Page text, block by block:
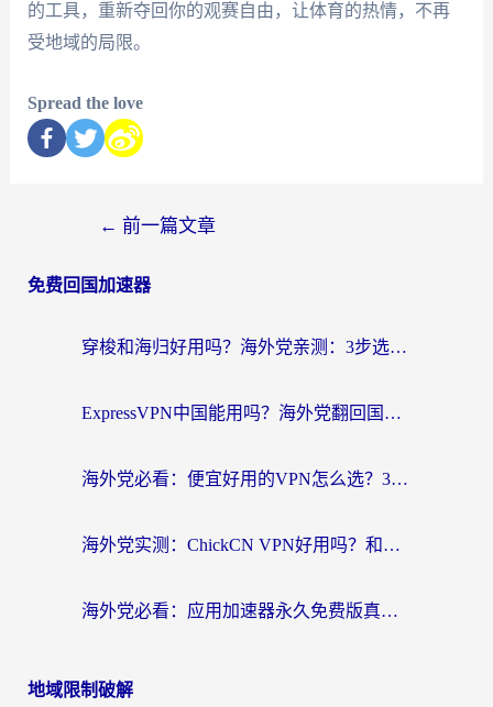
的工具，重新夺回你的观赛自由，让体育的热情，不再
受地域的局限。
Spread the love
← 前一篇文章
免费回国加速器
穿梭和海归好用吗？海外党亲测：3步选对回国加速器，无缝刷国内剧玩手游
ExpressVPN中国能用吗？海外党翻回国内的加速器选择指南（附番茄加速器实测）
海外党必看：便宜好用的VPN怎么选？3步解决回国访问难题+Steam改区技巧
海外党实测：ChickCN VPN好用吗？和OurPlay VPN对比哪个回国效果更好？附避坑指南
海外党必看：应用加速器永久免费版真的靠谱吗？教你选对回国加速器无缝刷国内资源
地域限制破解